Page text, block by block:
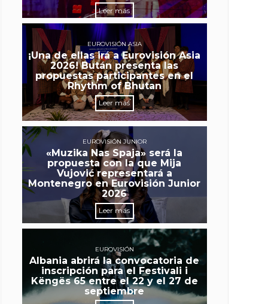
Leer más
EUROVISIÓN ASIA
¡Una de ellas irá a Eurovisión Asia
2026! Bután presenta las
propuestas participantes en el
Rhythm of Bhutan
Leer más
EUROVISIÓN JUNIOR
«Muzika Nas Spaja» será la
propuesta con la que Mija
Vujović representará a
Montenegro en Eurovisión Junior
2026
Leer más
EUROVISIÓN
Albania abrirá la convocatoria de
inscripción para el Festivali i
Këngës 65 entre el 22 y el 27 de
septiembre